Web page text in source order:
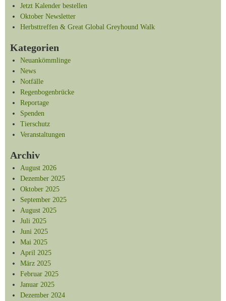
Jetzt Kalender bestellen
Oktober Newsletter
Herbsttreffen & Great Global Greyhound Walk
Kategorien
Neuankömmlinge
News
Notfälle
Regenbogenbrücke
Reportage
Spenden
Tierschutz
Veranstaltungen
Archiv
August 2026
Dezember 2025
Oktober 2025
September 2025
August 2025
Juli 2025
Juni 2025
Mai 2025
April 2025
März 2025
Februar 2025
Januar 2025
Dezember 2024